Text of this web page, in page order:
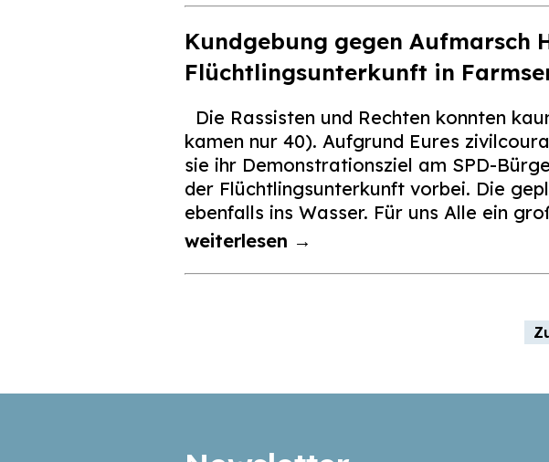
Kundgebung gegen Aufmarsch
Flüchtlingsunterkunft in
Die Rassisten und Rechten konnten
kamen nur 40). Aufgrund Eures
sie ihr Demonstrationsziel am SPD-
der Flüchtlingsunterkunft vorbei. Die
ebenfalls ins Wasser. Für uns Alle ein
weiterlesen →